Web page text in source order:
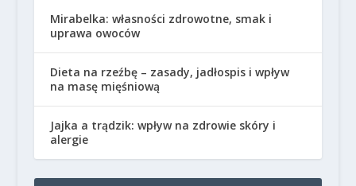
Mirabelka: własności zdrowotne, smak i
uprawa owoców
Dieta na rzeźbę – zasady, jadłospis i wpływ
na masę mięśniową
Jajka a trądzik: wpływ na zdrowie skóry i
alergie